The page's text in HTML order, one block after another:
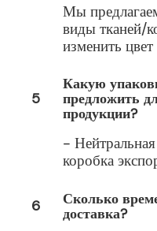
Мы
виды тканей/
изменить
5
Какую
предложить
продукции?
-
коробка
6 Сколько
доставка?